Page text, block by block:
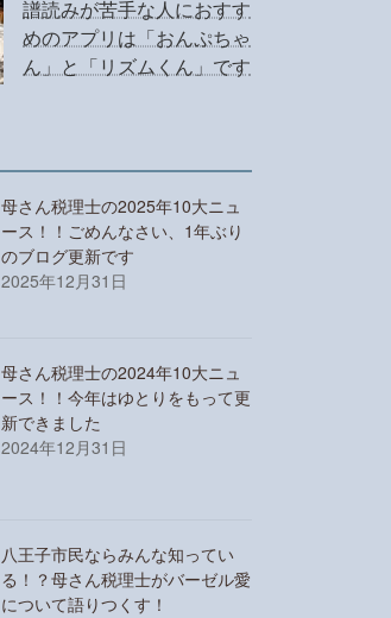
譜読みが苦手な人におすす
めのアプリは「おんぷちゃ
ん」と「リズムくん」です
母さん税理士の2025年10大ニュ
ース！！ごめんなさい、1年ぶり
のブログ更新です
2025年12月31日
母さん税理士の2024年10大ニュ
ース！！今年はゆとりをもって更
新できました
2024年12月31日
八王子市民ならみんな知ってい
る！？母さん税理士がバーゼル愛
について語りつくす！